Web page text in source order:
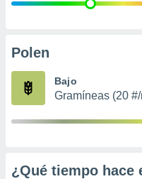
e
publicidad
Polen
Bajo
Gramíneas (20 #/
¿Qué tiempo hace